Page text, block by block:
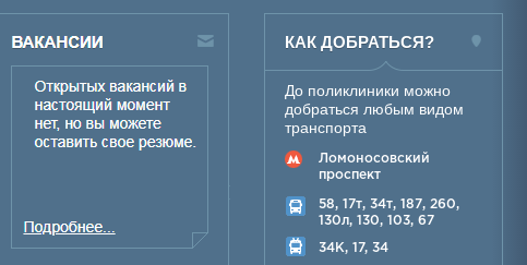
КАК ДОБРАТЬСЯ?
До поликлиники можно
добраться любым видом
транспорта
Ломоносовский
проспект
58, 17т, 34т, 187, 260,
130л, 130, 103, 67
34K, 17, 34